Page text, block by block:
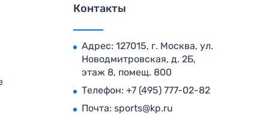
Контакты
Адрес: 127015, г. Москва, ул.
Новодмитровская, д. 2Б,
этаж 8, помещ. 800
Телефон: +7 (495) 777-02-82
Почта: sports@kp.ru